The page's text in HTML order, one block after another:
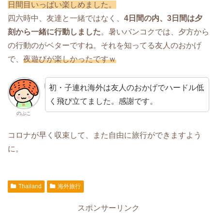
日間目いっぱい楽しめました。
四六時中、友達と一緒ではなく、 4日間の内、3日間は夕
刻から一緒に行動しました。暑いバンコクでは、夕方から
の行動のがベターですね。それを知ってる友人のおかげ
で、 夜遊びが楽しかったですｗ
のぷこ
初・子連れ海外は友人のおかげでハードル低
く飛び立てました。感謝です。
コロナが早く収束して、また自由に旅行ができますよう
に。
Thailand 海外旅行
スポンサーリンク